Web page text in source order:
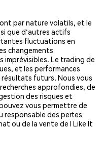
par nature volatils, et le
que d'autres actifs
fluctuations en
changements
Le trading de
et les performances
résultats futurs. Nous vous
approfondies, de
des risques et
vous permettre de
responsable des pertes
ou de la vente de I Like It